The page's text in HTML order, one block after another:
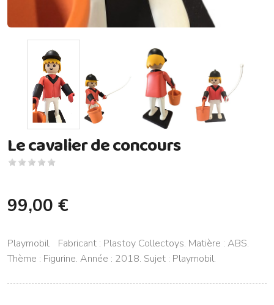
Le cavalier de concours
99,00 €
Playmobil. Fabricant : Plastoy Collectoys. Matière : ABS.
Thème : Figurine. Année : 2018. Sujet : Playmobil.